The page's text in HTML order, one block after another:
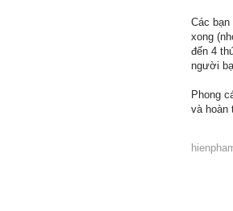
Các
xong
đến 4
người
Phong
và hoàn